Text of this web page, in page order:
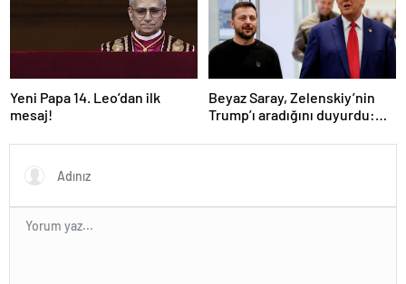
Yeni Papa 14. Leo’dan ilk
mesaj!
Beyaz Saray, Zelenskiy’nin
Trump’ı aradığını duyurdu:
oldu”